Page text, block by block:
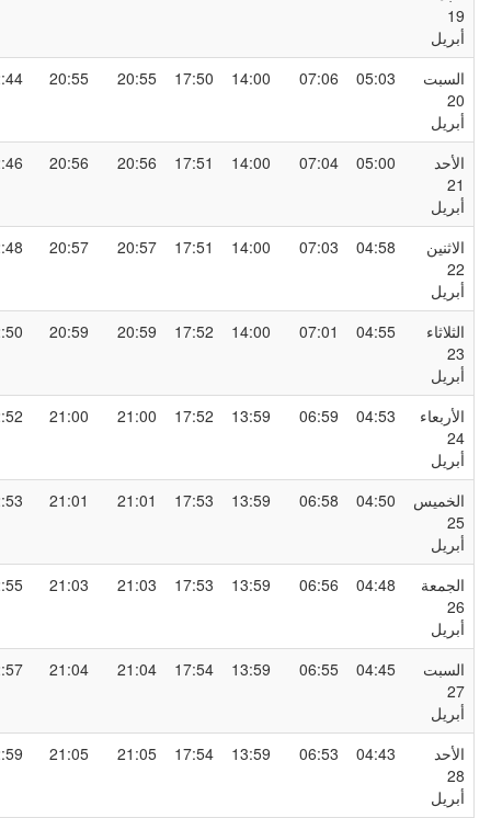
05:03
07:06
14:00
17:50
20:55
20:55
22:44
05:00
07:04
14:00
17:51
20:56
20:56
22:46
04:58
07:03
14:00
17:51
20:57
20:57
22:48
04:55
07:01
14:00
17:52
20:59
20:59
22:50
04:53
06:59
13:59
17:52
21:00
21:00
22:52
04:50
06:58
13:59
17:53
21:01
21:01
22:53
04:48
06:56
13:59
17:53
21:03
21:03
22:55
04:45
06:55
13:59
17:54
21:04
21:04
22:57
04:43
06:53
13:59
17:54
21:05
21:05
22:59